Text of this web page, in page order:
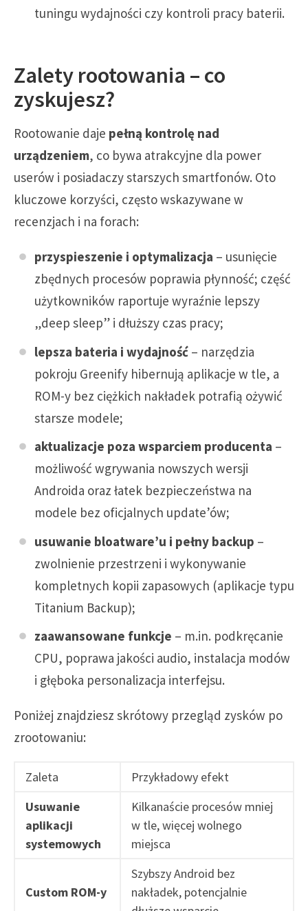
tuningu wydajności czy kontroli pracy baterii.
Zalety rootowania – co
zyskujesz?
Rootowanie daje pełną kontrolę nad
urządzeniem, co bywa atrakcyjne dla power
userów i posiadaczy starszych smartfonów. Oto
kluczowe korzyści, często wskazywane w
recenzjach i na forach:
przyspieszenie i optymalizacja – usunięcie
zbędnych procesów poprawia płynność; część
użytkowników raportuje wyraźnie lepszy
„deep sleep” i dłuższy czas pracy;
lepsza bateria i wydajność – narzędzia
pokroju Greenify hibernują aplikacje w tle, a
ROM-y bez ciężkich nakładek potrafią ożywić
starsze modele;
aktualizacje poza wsparciem producenta –
możliwość wgrywania nowszych wersji
Androida oraz łatek bezpieczeństwa na
modele bez oficjalnych update’ów;
usuwanie bloatware’u i pełny backup –
zwolnienie przestrzeni i wykonywanie
kompletnych kopii zapasowych (aplikacje typu
Titanium Backup);
zaawansowane funkcje – m.in. podkręcanie
CPU, poprawa jakości audio, instalacja modów
i głęboka personalizacja interfejsu.
Poniżej znajdziesz skrótowy przegląd zysków po
zrootowaniu:
Zaleta
Przykładowy efekt
Usuwanie
aplikacji
systemowych
Kilkanaście procesów mniej
w tle, więcej wolnego
miejsca
Custom ROM-y
Szybszy Android bez
nakładek, potencjalnie